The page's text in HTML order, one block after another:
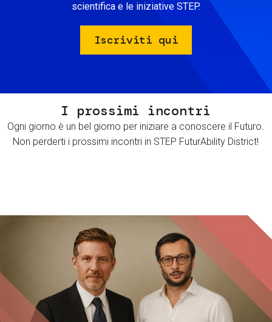
scientifica e le iniziative STEP.
Iscriviti qui
I prossimi incontri
Ogni giorno è un bel giorno per iniziare a conoscere il Futuro.
Non perderti i prossimi incontri in STEP FuturAbility District!